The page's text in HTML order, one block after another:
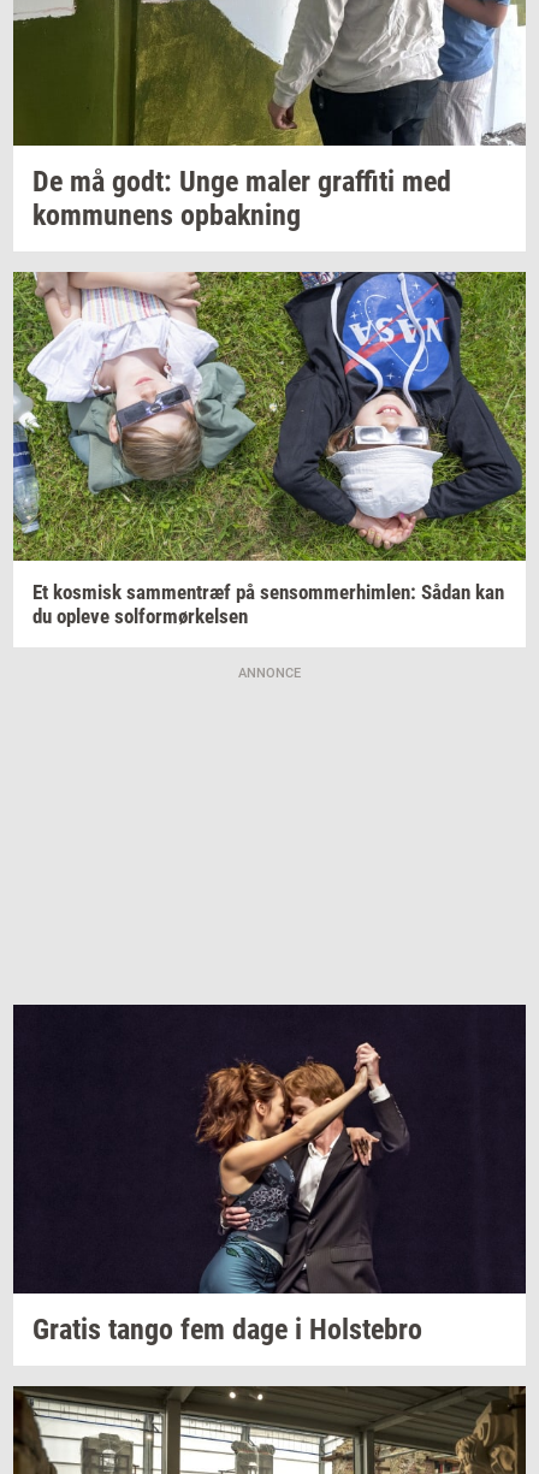
De må godt: Unge maler graf­fi­ti med
kom­mu­nens op­bak­ning
Et kos­misk sam­men­træf på sen­som­mer­him­len: Sådan kan
du op­le­ve sol­for­mør­kel­sen
ANNONCE
Gra­tis tango fem dage i Holste­bro